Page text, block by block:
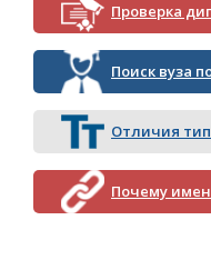
Проверка
Поиск вуза
Отличия
Почему